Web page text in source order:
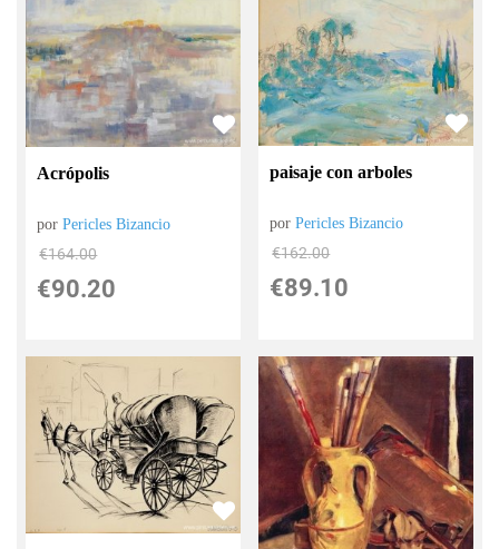
Acrópolis
porPericles Bizancio
€164.00
€90.20
paisaje con arboles
porPericles Bizancio
€162.00
€89.10